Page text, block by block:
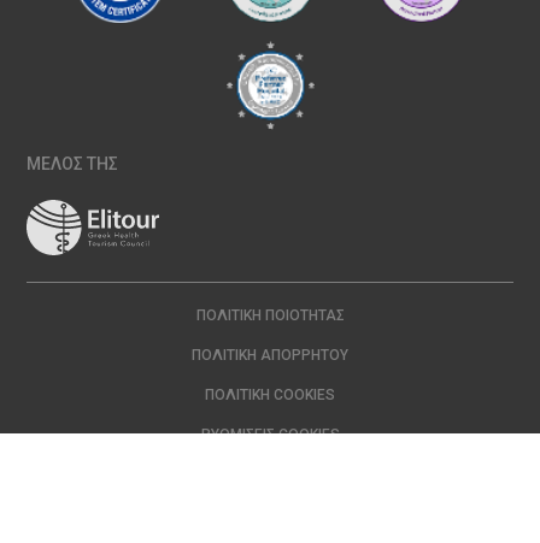
ΜΕΛΟΣ ΤΗΣ
ΠΟΛΙΤΙΚΉ ΠΟΙΌΤΗΤΑΣ
ΠΟΛΙΤΙΚΉ ΑΠΟΡΡΉΤΟΥ
ΠΟΛΙΤΙΚΉ COOKIES
ΡΥΘΜΊΣΕΙΣ COOKIES